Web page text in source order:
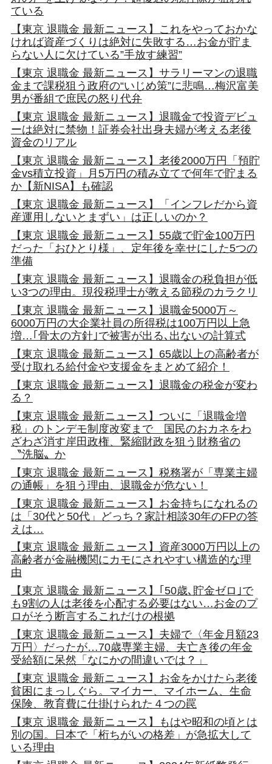
ている
【東京 退職金 最新ニュース】これをやっておかな
ければ資産づくりは絶対に失敗する…お金が貯ま
らない人に欠けている”手放す練習”
【東京 退職金 最新ニュース】サラリーマンの退職
金まで課税狙う政府の“いじめ策”に悲鳴…梅沢富美
男が番組で庶民の怒り代弁
【東京 退職金 最新ニュース】退職金で投資デビュ
ーは絶対に禁物！証券会社出身夫婦が考える老後
資金のリアル
【東京 退職金 最新ニュース】老後2000万円「預貯
金vs積立投資」月5万円の積み立てで何年で貯まる
か【新NISA】も確認
【東京 退職金 最新ニュース】「インフレだから資
産運用しないとまずい」は正しいのか？
【東京 退職金 最新ニュース】55歳で貯金100万円
だった「おひとり様」、定年後を幸せにした5つの
準備
【東京 退職金 最新ニュース】退職金の税負担が低
い3つの理由。現役税理士が教える節税のカラクリ
【東京 退職金 最新ニュース】退職金5000万～
6000万円の大企業社員の所得税は100万円以上急
増…｢骨太の方針｣で被害が出る､出ないの計算式
【東京 退職金 最新ニュース】65歳以上の高齢者が
受け取れる給付金や支援金をまとめて紹介！
【東京 退職金 最新ニュース】退職金の税金が変わ
る？
【東京 退職金 最新ニュース】ついに「退職金増
税」のトンデモ制度改変まで 国民のおカネをわ
ざわざ消す岸田政権、緊縮財政を狙う財務省の
〝洗脳〟か
【東京 退職金 最新ニュース】税務署が「専業主婦
の通帳」を狙う理由、退職金が危ない！
【東京 退職金 最新ニュース】お金持ちになれるの
は「30代と50代」どっち？家計相談30年のFPの答
えは…
【東京 退職金 最新ニュース】資産3000万円以上の
高齢者が金融機関にカモにされやすい構造的な理
由
【東京 退職金 最新ニュース】｢50歳､貯金ゼロ｣で
も9割の人は老後を心配する必要はない…お金のプ
ロがそう断言するこれだけの根拠
【東京 退職金 最新ニュース】夫婦で〈年金月額23
万円〉だったが…70歳専業主婦、夫亡き後の年金
受給額に呆然「なにかの間違いでは？」
【東京 退職金 最新ニュース】お金をかけたら老後
貧困にまっしぐら。マイカー、マイホーム、生命
保険、教育費に仕掛けられた４つの罠
【東京 退職金 最新ニュース】もはや昭和の頃とは
別の国。日本で「桁ちがいの格差」が急拡大して
いる理由